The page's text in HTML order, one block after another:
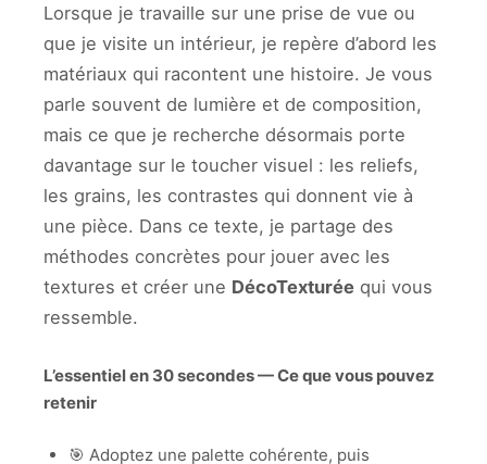
Lorsque je travaille sur une prise de vue ou
que je visite un intérieur, je repère d’abord les
matériaux qui racontent une histoire. Je vous
parle souvent de lumière et de composition,
mais ce que je recherche désormais porte
davantage sur le toucher visuel : les reliefs,
les grains, les contrastes qui donnent vie à
une pièce. Dans ce texte, je partage des
méthodes concrètes pour jouer avec les
textures et créer une DécoTexturée qui vous
ressemble.
L’essentiel en 30 secondes — Ce que vous pouvez
retenir
🎯 Adoptez une palette cohérente, puis